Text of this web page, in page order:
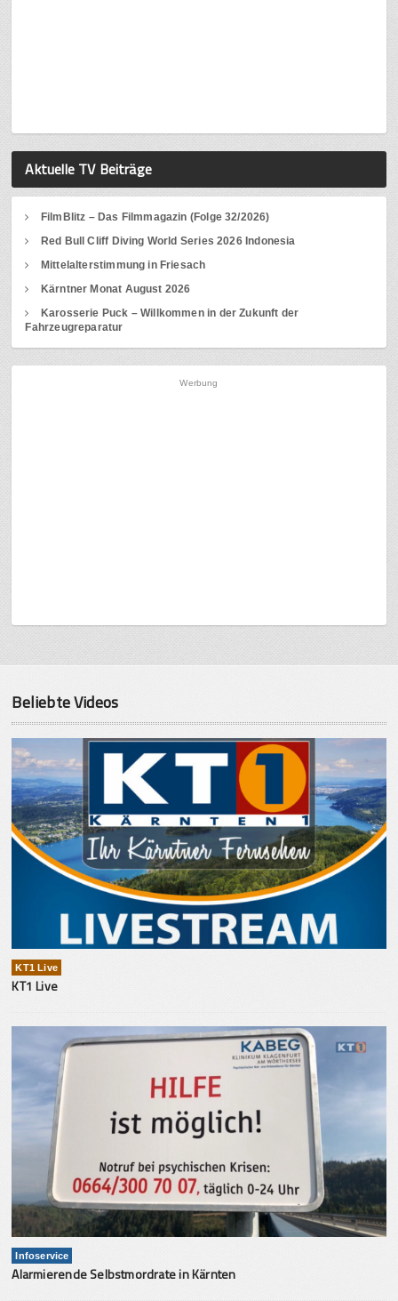
Aktuelle TV Beiträge
FilmBlitz – Das Filmmagazin (Folge 32/2026)
Red Bull Cliff Diving World Series 2026 Indonesia
Mittelalterstimmung in Friesach
Kärntner Monat August 2026
Karosserie Puck – Willkommen in der Zukunft der
Fahrzeugreparatur
Werbung
Beliebte Videos
KT1 Live
KT1 Live
Infoservice
Alarmierende Selbstmordrate in Kärnten